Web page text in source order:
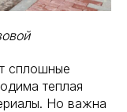
сплошные
теплая
Но важна